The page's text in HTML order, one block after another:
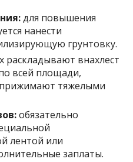
для повышения
нанести
грунтовку.
раскладывают внахлест
всей площади,
тяжелыми
обязательно
лентой или
заплаты.